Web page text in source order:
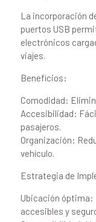
La incorporación
puertos USB
electrónicos
viajes.
Beneficios:
Comodidad:
Accesibilidad:
pasajeros.
Organización:
vehículo.
Estrategia de
Ubicación óptima:
accesibles y